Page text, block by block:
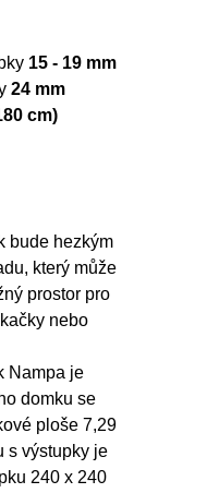
bude hezkým
který může
prostor pro
nebo
Nampa je
domku se
ploše 7,29
s výstupky je
240 x 240
15 - 19 mm
24 mm
cm)